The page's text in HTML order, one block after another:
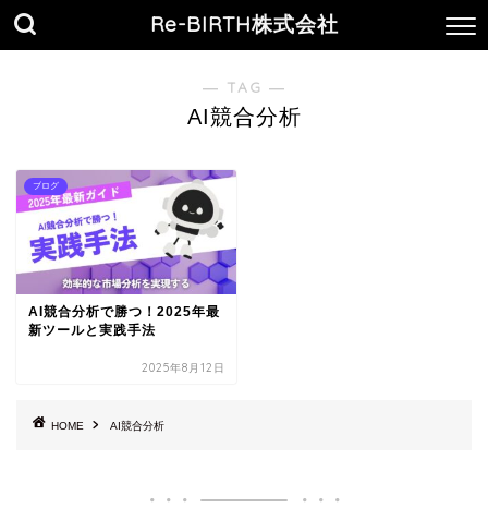
Re-BIRTH株式会社
― TAG ―
AI競合分析
ブログ
AI競合分析で勝つ！2025年最
新ツールと実践手法
2025年8月12日
HOME AI競合分析